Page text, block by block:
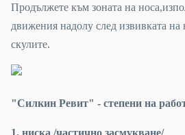
Продължете към зоната на
движения надолу след извивката на
скулите.
"Силкин Ревит" - степени на